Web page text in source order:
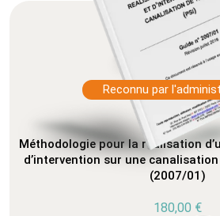
Reconnu par
Méthodologie pour la réalisation
d’intervention sur une
(2007/01)
180,00 €